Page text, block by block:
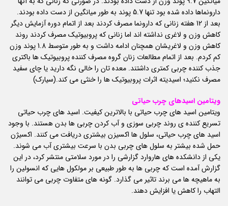
دارونماها داده شده بود تنها 5.7 پوند به طور میانگین از دست داده بودند.
بعد از 12 هفته زنانی که دارونما مصرف کردند بعد از اتمام دوره آزمایش دیگر
کاهش وزن و لاغری نداشته اند اما زنانی که پروبیوتیک مصرف کردند روند
کاهش وزن و لاغریشان همچنان ادامه داشت و به طور متوسط 1.8 پوند وزن
کم کردم. بعد از اتمام مطالعات زنان گروه مصرف کننده پروبیوتیک ها باکتری
جذب کننده چربی کمتری داشتند. معده تان را خالی نگه دارید یا چای سفید
مصرف نکنید؛ اسیدیته اثرات پروبیوتیک ها را خنثی می کند.(سیارک)
ویتامین اسیدهای چرب حیاتی
ویتامین اسید های چرب حیاتی با بالاترین کیفیت. اسید های چرب حیاتی
تسریع کننده ی روند چربی سوزی و آب کردن چربی ها بدن هستند. با وجود
اسید های چرب حیاتی، سلول ها اکسیزن بیشتری دریافت می کنند. اکسیژن
حمل شده بیشتر به سلول های چربی بدن با سرعت بیشتری آب می شوند.
یکی از دانشکده های هاروارد گزارشی را در مورد سلامتی منتشر کرد، در این
گزارش آمده است که چربی ها به طور طبیعی بر مولکول هایی که انسولین را
به ماهیچه ها می برند تاثیر می گذارد. گونه های متفاوت چربی می توانند
التهاب را کاهش یا افزایش دهند.